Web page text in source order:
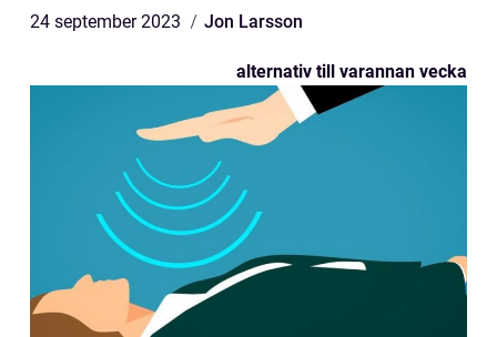
24 september 2023 Jon Larsson
alternativ till varannan vecka